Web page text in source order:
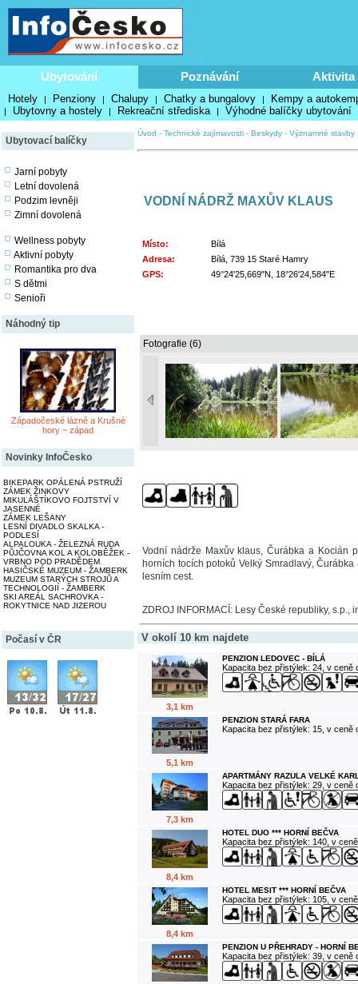
Ubytování Poznávání Aktivita
Hotely | Penziony | Chalupy | Chatky a bungalovy | Kempy a
| Ubytovny a hostely | Rekreační střediska | Výhodné balíčky ubytování
Ubytovací balíčky
Jarní pobyty
Letní dovolená
Podzim levněji
Zimní dovolená
Wellness pobyty
Aktivní pobyty
Romantika pro dva
S dětmi
Senioři
Náhodný tip
Západočeské lázně a Krušné
hory ~ západ
Novinky InfoČesko
BIKEPARK OPÁLENÁ PSTRUŽÍ
ZÁMEK ŽINKOVY
MIKULÁŠTÍKOVO FOJTSTVÍ V
JASENNÉ
ZÁMEK LEŠANY
LESNÍ DIVADLO SKALKA -
PODLESÍ
ALPALOUKA - ŽELEZNÁ RUDA
PŮJČOVNA KOL A KOLOBĚŽEK -
VRBNO POD PRADĚDEM
HASIČSKÉ MUZEUM - ŽAMBERK
MUZEUM STARÝCH STROJŮ A
TECHNOLOGIÍ - ŽAMBERK
SKI AREÁL SACHROVKA -
ROKYTNICE NAD JIZEROU
Počasí v ČR
Úvod - Technické zajímavosti - Beskydy - Významné stavby
VODNÍ NÁDRŽ MAXŮV KLAUS
Místo:
Bílá
Adresa:
Bílá, 739 15 Staré Hamry
GPS:
49°24'25,669"N, 18°26'24,584"E
Fotografie (6)
Vodní nádrže Maxův klaus, Čurábka a Kocián
horních tocích potoků Velký Smradlavý,
lesním cest.
ZDROJ INFORMACÍ: Lesy České republiky, s.p.,
V okolí 10 km najdete
3,1 km
PENZION LEDOVEC - BÍLÁ
Kapacita bez přistýlek: 24, v ceně
5,1 km
PENZION STARÁ FARA
Kapacita bez přistýlek: 15, v ceně
7,3 km
APARTMÁNY RAZULA VELKÉ
Kapacita bez přistýlek: 29, v ceně
8,4 km
HOTEL DUO *** HORNÍ BEČVA
Kapacita bez přistýlek: 140, v
8,4 km
HOTEL MESIT *** HORNÍ BEČVA
Kapacita bez přistýlek: 105, v
PENZION U PŘEHRADY - HORNÍ
Kapacita bez přistýlek: 39, v ceně